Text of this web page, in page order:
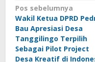
Navigasi
pos
Pos sebelumnya
Wakil Ketua DPRD
Bau Apresiasi Desa
Tanggilingo Terpilih
Sebagai Pilot Project
Desa Kreatif di